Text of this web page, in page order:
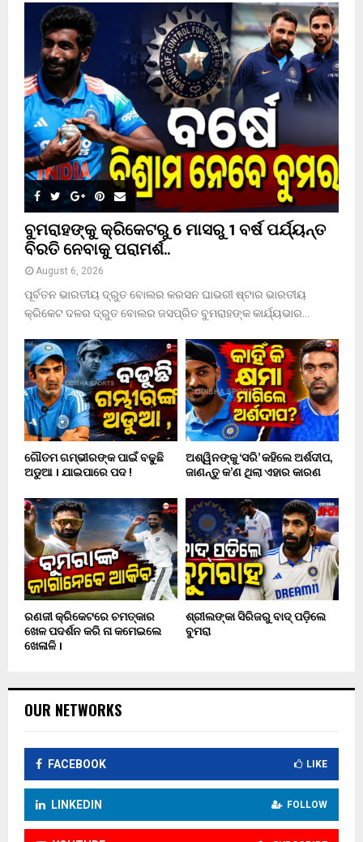
:
A
R
C
ବୁମରାହଙ୍କୁ କ୍ରିକେଟରୁ 6 ମାସରୁ 1 ବର୍ଷ ପର୍ଯ୍ୟନ୍ତ
ବିରତି ନେବାକୁ ପରାମର୍ଶ..
August 6, 2026
ପୂର୍ବତନ ଭାରତୀୟ ଦ୍ରୁତ ବୋଲର କରସନ ଘାଭରୀ ଷ୍ଟାର ଭାରତୀୟ
କ୍ରିକେଟ ଦଳର ଦ୍ରୁତ ବୋଲର ଜସପ୍ରିତ ବୁମରାହଙ୍କ କାର୍ଯ୍ୟଭାର...
ଗୌତମ ଗମ୍ଭୀରଙ୍କ ପାଇଁ ବଢୁଛି
ଅଡୁଆ । ଯାଇପାରେ ପଦ !
ଅଶ୍ୱିନଙ୍କୁ ‘ସରି’ କହିଲେ ଅର୍ଶଦୀପ,
ଜାଣନ୍ତୁ କ’ଣ ଥିଲା ଏହାର କାରଣ
ରଣଜୀ କ୍ରିକେଟରେ ଚମତ୍କାର
ଖେଳ ପଦର୍ଶନ କରି ନା କମେଇଲେ
ଖେଳାଳି ।
ଶ୍ରୀଲଙ୍କା ସିରିଜରୁ ବାଦ୍ ପଡ଼ିଲେ
ବୁମରା
OUR NETWORKS
FACEBOOK LIKE
LINKEDIN FOLLOW